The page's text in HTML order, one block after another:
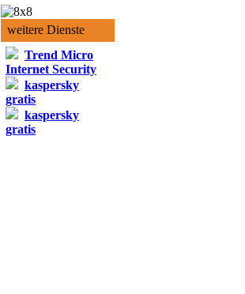
weitere Dienste
Trend Micro
Internet Security
kaspersky
gratis
kaspersky
gratis